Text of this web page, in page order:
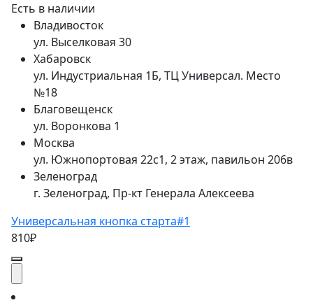
Есть в наличии
Владивосток
ул. Выселковая 30
Хабаровск
ул. Индустриальная 1Б, ТЦ Универсал. Место
№18
Благовещенск
ул. Воронкова 1
Москва
ул. Южнопортовая 22с1, 2 этаж, павильон 206в
Зеленоград
г. Зеленоград, Пр-кт Генерала Алексеева
Универсальная кнопка старта#1
810₽